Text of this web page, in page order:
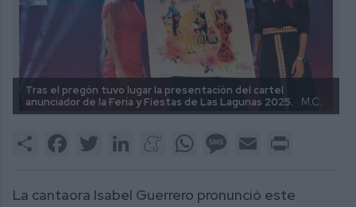
Tras el pregón tuvo lugar la presentación del cartel
anunciador de la Feria y Fiestas de Las Lagunas 2025.
M.C.
Share FacebookTwitter LinkedInMeneameWhatsAppMessage
Email
La cantaora Isabel Guerrero pronunció este